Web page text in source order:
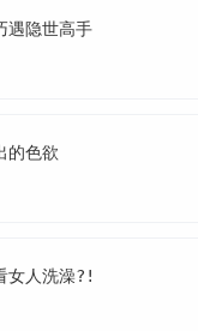
漫画
色:取花点漫画完
遇隐世高手
的色欲
女人洗澡?!